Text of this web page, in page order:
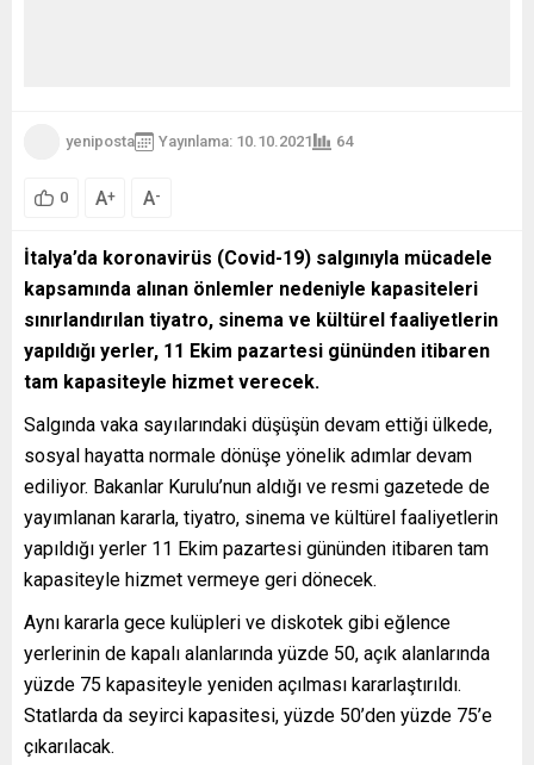
yeniposta Yayınlama: 10.10.2021 64
0 A+ A-
İtalya’da koronavirüs (Covid-19) salgınıyla mücadele
kapsamında alınan önlemler nedeniyle kapasiteleri
sınırlandırılan tiyatro, sinema ve kültürel faaliyetlerin
yapıldığı yerler, 11 Ekim pazartesi gününden itibaren
tam kapasiteyle hizmet verecek.
Salgında vaka sayılarındaki düşüşün devam ettiği ülkede,
sosyal hayatta normale dönüşe yönelik adımlar devam
ediliyor. Bakanlar Kurulu’nun aldığı ve resmi gazetede de
yayımlanan kararla, tiyatro, sinema ve kültürel faaliyetlerin
yapıldığı yerler 11 Ekim pazartesi gününden itibaren tam
kapasiteyle hizmet vermeye geri dönecek.
Aynı kararla gece kulüpleri ve diskotek gibi eğlence
yerlerinin de kapalı alanlarında yüzde 50, açık alanlarında
yüzde 75 kapasiteyle yeniden açılması kararlaştırıldı.
Statlarda da seyirci kapasitesi, yüzde 50’den yüzde 75’e
çıkarılacak.